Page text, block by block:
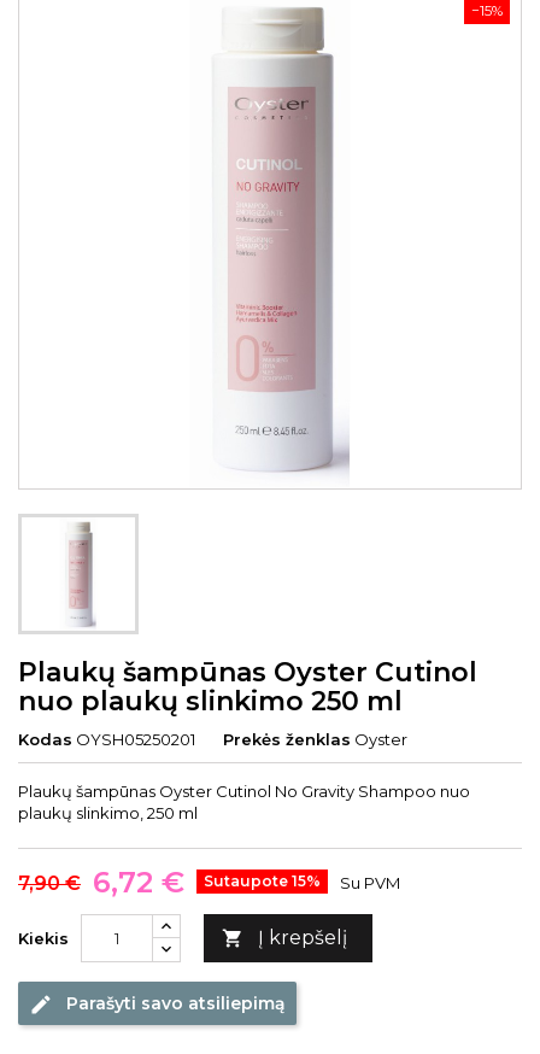
−15%
Plaukų šampūnas Oyster Cutinol
nuo plaukų slinkimo 250 ml
Kodas OYSH05250201 Prekės ženklas Oyster
Plaukų šampūnas Oyster Cutinol No Gravity Shampoo nuo
plaukų slinkimo, 250 ml
7,90 € 6,72 € Sutaupote 15% Su PVM
Kiekis  Į krepšelį
edit Parašyti savo atsiliepimą